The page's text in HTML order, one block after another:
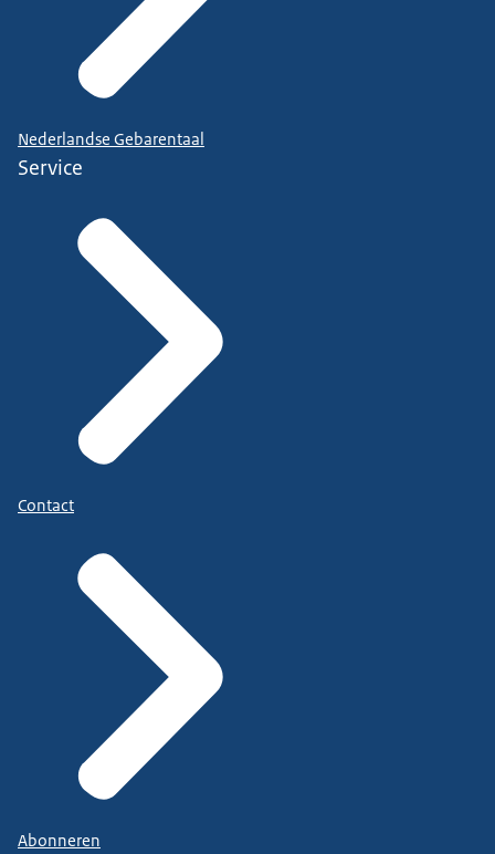
Nederlandse Gebarentaal
Service
Contact
Abonneren